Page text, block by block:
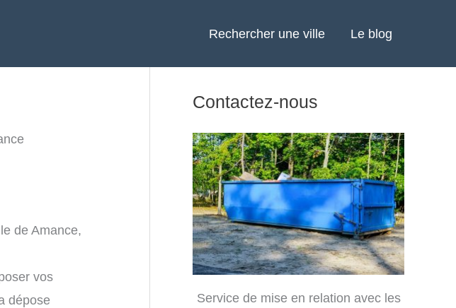
Rechercher une ville Le blog
de Amance,
vos
dépose
Contactez-nous
Service de mise en relation avec les